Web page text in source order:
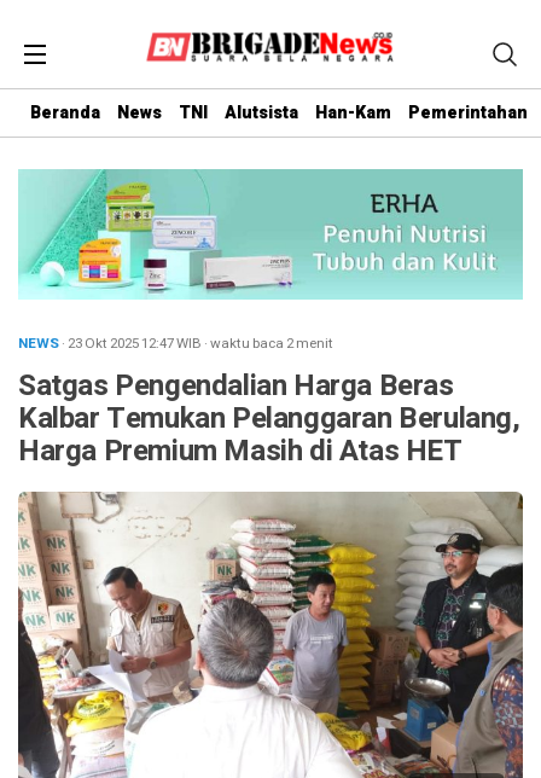
Beranda News TNI Alutsista Han-Kam Pemerintahan
NEWS· 23 Okt 202512:47WIB ·waktu baca 2 menit
Satgas Pengendalian Harga Beras
Kalbar Temukan Pelanggaran Berulang,
Harga Premium Masih di Atas HET